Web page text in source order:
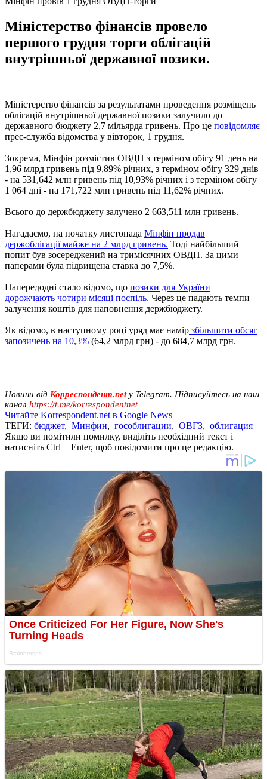
Міністерство фінансів провело
першого грудня торги облігацій
внутрішньої державної позики.
Міністерство фінансів за результатами проведення розміщень
облігацій внутрішньої державної позики залучило до
державного бюджету 2,7 мільярда гривень. Про це повідомляє
прес-служба відомства у вівторок, 1 грудня.
Зокрема, Мінфін розмістив ОВДП з терміном обігу 91 день на
1,96 млрд гривень під 9,89% річних, з терміном обігу 329 днів
- на 531,642 млн гривень під 10,93% річних і з терміном обігу
1 064 дні - на 171,722 млн гривень під 11,62% річних.
Всього до держбюджету залучено 2 663,511 млн гривень.
Нагадаємо, на початку листопада Мінфін продав
держоблігації майже на 2 млрд гривень. Тоді найбільший
попит був зосереджений на тримісячних ОВДП. За цими
паперами була підвищена ставка до 7,5%.
Напередодні стало відомо, що позики для України
дорожчають чотири місяці поспіль. Через це падають темпи
залучення коштів для наповнення держбюджету.
Як відомо, в наступному році уряд має намір збільшити обсяг
запозичень на 10,3% (64,2 млрд грн) - до 684,7 млрд грн.
Новини від Корреспондент.netу Telegram. Підписуйтесь на наш
канал https://t.me/korrespondentnet
Читайте Korrespondent.net в Google News
ТЕГИ: бюджет, Минфин, гособлигации, ОВГЗ, облигация
Якщо ви помітили помилку, виділіть необхідний текст і
натисніть Ctrl + Enter, щоб повідомити про це редакцію.